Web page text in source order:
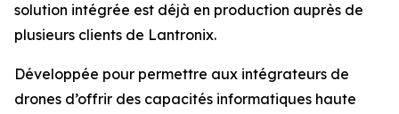
solution intégrée est déjà en production auprès de
plusieurs clients de Lantronix.
Développée pour permettre aux intégrateurs de
drones d’offrir des capacités informatiques haute